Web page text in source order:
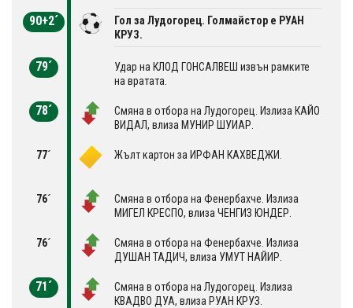
90+2´
Гол за Лудогорец. Голмайстор е РУАН
КРУЗ.
79´
Удар на КЛОД ГОНСАЛВЕШ извън рамките
на вратата.
78´
Смяна в отбора на Лудогорец. Излиза КАЙО
ВИДАЛ, влиза МУНИР ШУИАР.
77´ Жълт картон за ИРФАН КАХВЕДЖИ.
76´
Смяна в отбора на Фенербахче. Излиза
МИГЕЛ КРЕСПО, влиза ЧЕНГИЗ ЮНДЕР.
76´
Смяна в отбора на Фенербахче. Излиза
ДУШАН ТАДИЧ, влиза УМУТ НАЙИР.
71´
Смяна в отбора на Лудогорец. Излиза
КВАДВО ДУА, влиза РУАН КРУЗ.